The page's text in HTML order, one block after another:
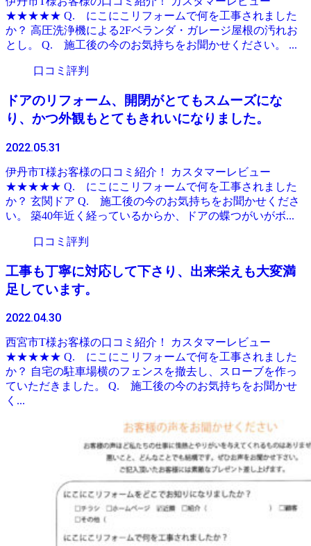
★★★★★ Q. にこにこリフォームで何を工事されました
か？ 高圧洗浄機による2Fベランダ・ガレージ屋根の汚れお
とし。 Q. 施工後の今のお気持ちをお聞かせください。 ...
口コミ評判
ドアのリフォーム、開閉がとてもスムーズにな
り、かつ外観もとてもきれいになりました。
2022.05.31
伊丹市T様お客様の口コミ紹介！ カスタマーレビュー
★★★★★ Q. にこにこリフォームで何を工事されました
か？ 玄関ドア Q. 施工後の今のお気持ちをお聞かせくださ
い。 築40年近く経っているからか、ドアの蝶つがいがボ...
口コミ評判
工事も丁寧に対応して下さり、出来栄えも大変満
足しています。
2022.04.30
西宮市T様お客様の口コミ紹介！ カスタマーレビュー
★★★★★ Q. にこにこリフォームで何を工事されました
か？ 自宅の駐車場横のフェンスを撤去し、スローブを作っ
ていただきました。 Q. 施工後の今のお気持ちをお聞かせ
く...